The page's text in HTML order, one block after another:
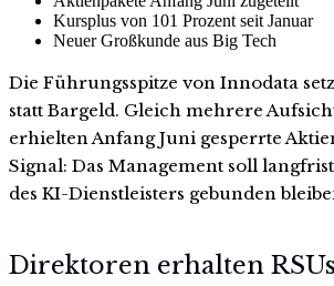
Kursplus von 101 Prozent seit Januar
Neuer Großkunde aus Big Tech
Die Führungsspitze von Innodata
statt Bargeld. Gleich mehrere
erhielten Anfang Juni gesperrte
Signal: Das Management soll
des KI-Dienstleisters gebunden
Direktoren erhalten RSUs